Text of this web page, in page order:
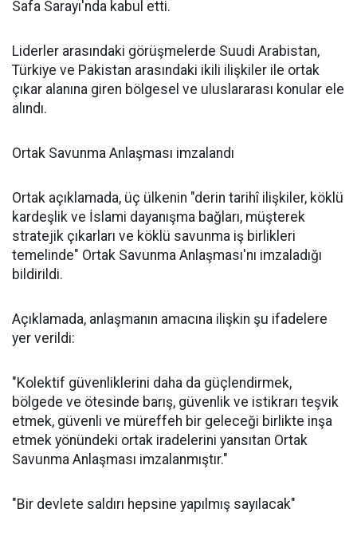
Safa Sarayı'nda kabul etti.
Liderler arasındaki görüşmelerde Suudi Arabistan,
Türkiye ve Pakistan arasındaki ikili ilişkiler ile ortak
çıkar alanına giren bölgesel ve uluslararası konular ele
alındı.
Ortak Savunma Anlaşması imzalandı
Ortak açıklamada, üç ülkenin "derin tarihî ilişkiler, köklü
kardeşlik ve İslami dayanışma bağları, müşterek
stratejik çıkarları ve köklü savunma iş birlikleri
temelinde" Ortak Savunma Anlaşması'nı imzaladığı
bildirildi.
Açıklamada, anlaşmanın amacına ilişkin şu ifadelere
yer verildi:
"Kolektif güvenliklerini daha da güçlendirmek,
bölgede ve ötesinde barış, güvenlik ve istikrarı teşvik
etmek, güvenli ve müreffeh bir geleceği birlikte inşa
etmek yönündeki ortak iradelerini yansıtan Ortak
Savunma Anlaşması imzalanmıştır."
"Bir devlete saldırı hepsine yapılmış sayılacak"